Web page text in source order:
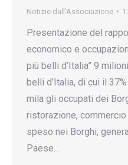
Notizie dall'Associazione
Presentazione del
economico e
più belli d’Italia” 9
belli d’Italia, di cui il
mila gli occupati dei
ristorazione,
speso nei Borghi,
Paese…